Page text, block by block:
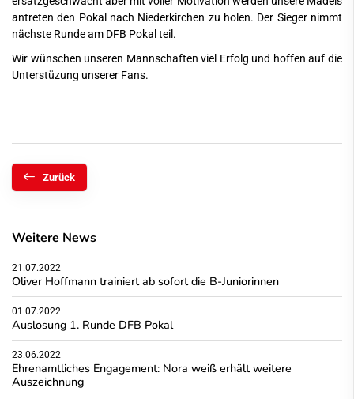
antreten den Pokal nach Niederkirchen zu holen. Der Sieger nimmt
nächste Runde am DFB Pokal teil.
Wir wünschen unseren Mannschaften viel Erfolg und hoffen auf die
Unterstüzung unserer Fans.
Zurück
Weitere News
21.07.2022
Oliver Hoffmann trainiert ab sofort die B-Juniorinnen
01.07.2022
Auslosung 1. Runde DFB Pokal
23.06.2022
Ehrenamtliches Engagement: Nora weiß erhält weitere
Auszeichnung